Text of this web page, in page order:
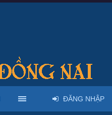
ĐĂNG NHẬP